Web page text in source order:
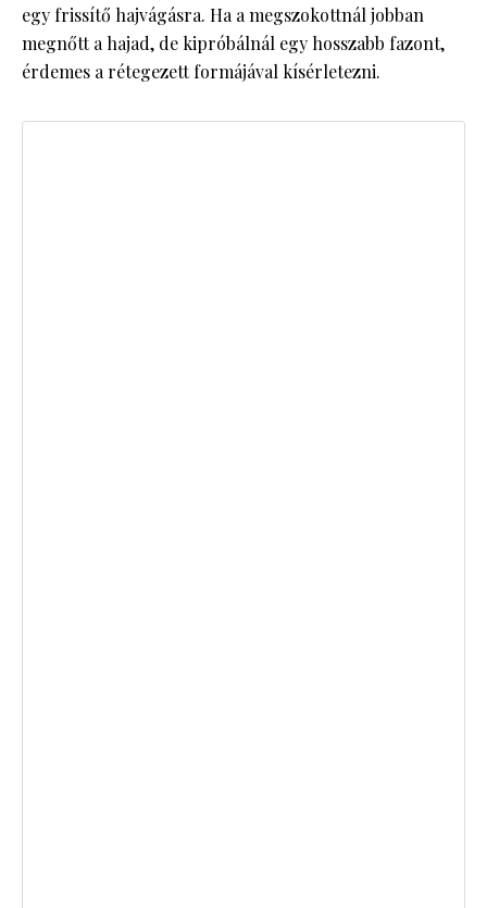
egy frissítő hajvágásra. Ha a megszokottnál jobban
megnőtt a hajad, de kipróbálnál egy hosszabb fazont,
érdemes a rétegezett formájával kísérletezni.